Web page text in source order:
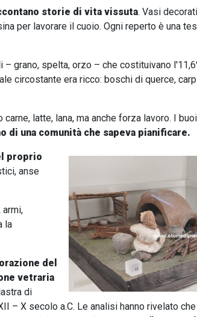
storie di vita vissuta. Vasi
per lavorare il cuoio. Ogni reperto è una
grano, spelta, orzo – che costituivano
circostante era ricco: boschi di querce,
latte, lana, ma anche forza lavoro. I
di una comunità che sapeva pianificare.
proprio
anse
la
del
vetraria
di
– X secolo a.C. Le analisi hanno rivelato